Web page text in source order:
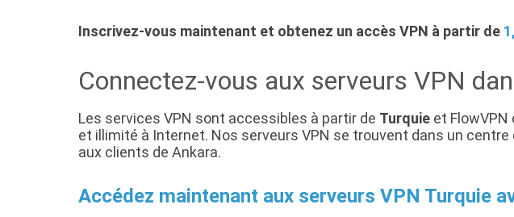
Inscrivez-vous maintenant et obtenez un accès VPN à partir de
Connectez-vous aux serveurs VPN
Les services VPN sont accessibles à partir de Turquie et
et illimité à Internet. Nos serveurs VPN se trouvent dans un centre
aux clients de Ankara.
Accédez maintenant aux serveurs VPN Turquie